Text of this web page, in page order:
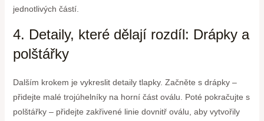
jednotlivých částí.
4. Detaily, které dělají rozdíl: Drápky a
polštářky
Dalším krokem je vykreslit detaily tlapky. Začněte s drápky –
přidejte malé trojúhelníky na horní část oválu. Poté pokračujte s
polštářky – přidejte zakřivené linie dovnitř oválu, aby vytvořily